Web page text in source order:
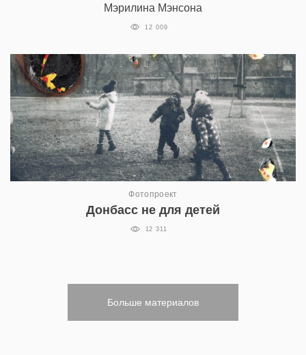
Мэрилина Мэнсона
12 009
Фотопроект
Донбасс не для детей
12 311
Больше материалов